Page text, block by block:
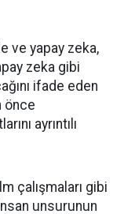
ve yapay zeka,
zeka gibi
ifade eden
önce
ayrıntılı
çalışmaları gibi
unsurunun